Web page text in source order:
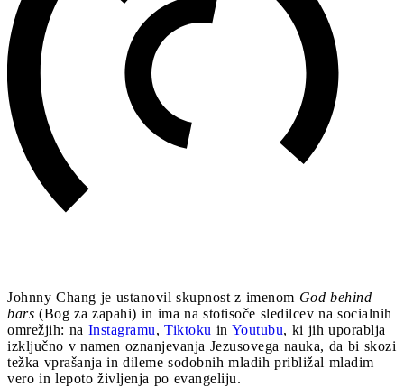
Johnny Chang je ustanovil skupnost z imenom God behind
bars (Bog za zapahi) in ima na stotisoče sledilcev na socialnih
omrežjih: na Instagramu, Tiktoku in Youtubu, ki jih uporablja
izključno v namen oznanjevanja Jezusovega nauka, da bi skozi
težka vprašanja in dileme sodobnih mladih približal mladim
vero in lepoto življenja po evangeliju.